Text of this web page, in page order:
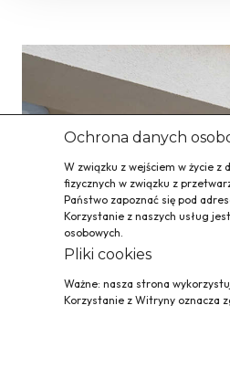
Ochrona danych
W związku z wejściem w życie z
fizycznych w związku z
Państwo zapoznać się pod
Korzystanie z naszych usług
osobowych.
Pliki cookies
Ważne: nasza strona
Korzystanie z Witryny oznacza